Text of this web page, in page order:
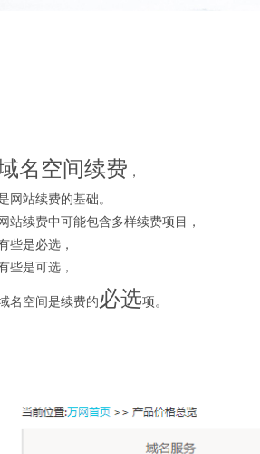
名空间续费 ，
网站续费的基础。
网站续费中可能包含多样续费项目，
些是必选，
些是可选，
名空间是续费的必选项。